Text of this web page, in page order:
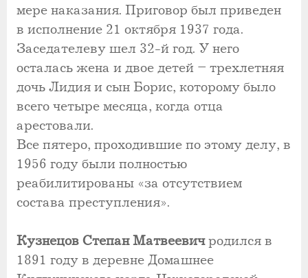
мере наказания. Приговор был приведен
в исполнение 21 октября 1937 года.
Заседателеву шел 32-й год. У него
осталась жена и двое детей – трехлетняя
дочь Лидия и сын Борис, которому было
всего четыре месяца, когда отца
арестовали.
Все пятеро, проходившие по этому делу, в
1956 году были полностью
реабилитированы «за отсутствием
состава преступления».
Кузнецов Степан Матвеевичродился в
1891 году в деревне Домашнее